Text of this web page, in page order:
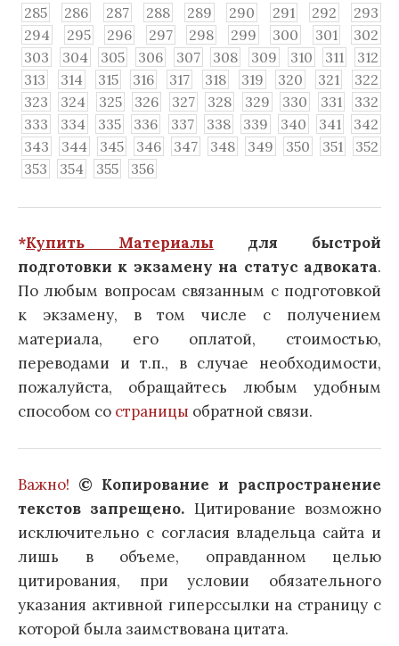
285
286 287 288 289 290 291 292
293
294
295 296 297 298 299 300 301
302
303
304 305 306 307 308 309 310 311
312
313
314 315 316 317 318 319 320 321
322
323
324 325 326 327 328 329 330 331
332
333
334 335 336 337 338 339 340 341
342
343
344 345 346 347 348 349 350 351
352
353
354 355 356
*Купить Материалы для быстрой
подготовки к экзамену на статус адвоката.
По любым вопросам связанным с подготовкой
к экзамену, в том числе с получением
материала, его оплатой, стоимостью,
переводами и т.п., в случае необходимости,
пожалуйста, обращайтесь любым удобным
способом со страницы обратной связи.
Важно! © Копирование и распространение
текстов запрещено. Цитирование возможно
исключительно с согласия владельца сайта и
лишь в объеме, оправданном целью
цитирования, при условии обязательного
указания активной гиперссылки на страницу с
которой была заимствована цитата.